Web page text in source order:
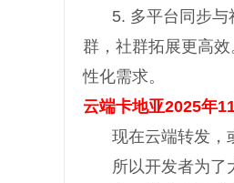
5. 多平台同步
群，社群拓展更高
性化需求。
云端卡地亚2025年
现在云端转发，
所以开发者为了